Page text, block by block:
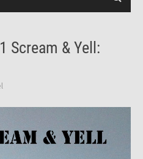
Scream & Yell: